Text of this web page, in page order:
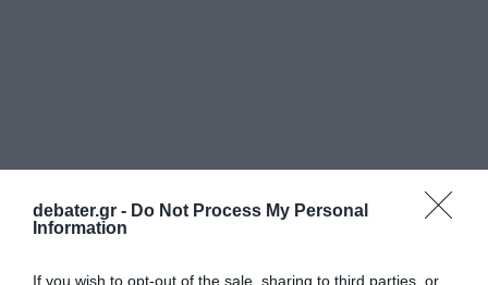
debater.gr - Do Not Process My Personal
Information
If you wish to opt-out of the sale, sharing to third parties, or